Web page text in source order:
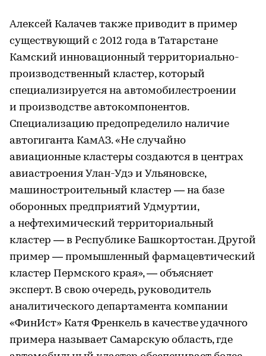
Алексей Калачев также приводит в пример
существующий с 2012 года в Татарстане
Камский инновационный территориально-
производственный кластер, который
специализируется на автомобилестроении
и производстве автокомпонентов.
Специализацию предопределило наличие
автогиганта КамАЗ. «Не случайно
авиационные кластеры создаются в центрах
авиастроения Улан-Удэ и Ульяновске,
машиностроительный кластер — на базе
оборонных предприятий Удмуртии,
а нефтехимический территориальный
кластер — в Республике Башкортостан. Другой
пример — промышленный фармацевтический
кластер Пермского края», — объясняет
эксперт. В свою очередь, руководитель
аналитического департамента компании
«ФинИст» Катя Френкель в качестве удачного
примера называет Самарскую область, где